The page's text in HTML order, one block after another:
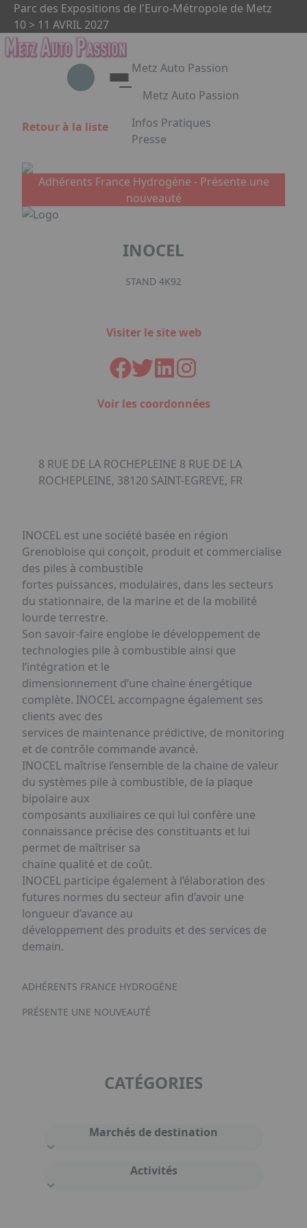
Aller au contenu principal
Parc des Expositions de l'Euro-Métropole de Metz
10 > 11 AVRIL 2027
Metz Auto Passion
Metz Auto Passion
Le rendez-vous des passionnés
d'automobile
Partenaires
Infos Pratiques
Presse
Retour à la liste
Adhérents France Hydrogène - Présente une
nouveauté
INOCEL
STAND 4K92
Visiter le site web
Voir les coordonnées
8 RUE DE LA ROCHEPLEINE 8 RUE DE LA
ROCHEPLEINE, 38120 SAINT-EGREVE, FR
INOCEL est une société basée en région
Grenobloise qui conçoit, produit et commercialise
des piles à combustible
fortes puissances, modulaires, dans les secteurs
du stationnaire, de la marine et de la mobilité
lourde terrestre.
Son savoir-faire englobe le développement de
technologies pile à combustible ainsi que
l’intégration et le
dimensionnement d’une chaine énergétique
complète. INOCEL accompagne également ses
clients avec des
services de maintenance prédictive, de monitoring
et de contrôle commande avancé.
INOCEL maîtrise l’ensemble de la chaine de valeur
du systèmes pile à combustible, de la plaque
bipolaire aux
composants auxiliaires ce qui lui confère une
connaissance précise des constituants et lui
permet de maîtriser sa
chaine qualité et de coût.
INOCEL participe également à l’élaboration des
futures normes du secteur afin d’avoir une
longueur d’avance au
développement des produits et des services de
demain.
ADHÉRENTS FRANCE HYDROGÈNE
PRÉSENTE UNE NOUVEAUTÉ
CATÉGORIES
Marchés de destination
Activités
Panneau de gestion des cookies